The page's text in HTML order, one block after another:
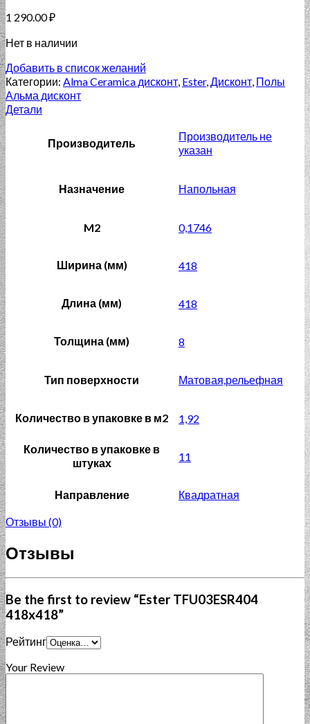
1 290.00₽
Нет в наличии
Добавить в список желаний
Категории: Alma Ceramica дисконт, Ester,Дисконт, Полы
Альма дисконт
Детали
Производитель
Производитель не
указан
Назначение Напольная
M2 0,1746
Ширина (мм) 418
Длина (мм) 418
Толщина (мм) 8
Тип поверхности Матовая,рельефная
Количество в упаковке в м2 1,92
Количество в упаковке в
штуках
11
Направление Квадратная
Отзывы (0)
Отзывы
Be the first to review “Ester TFU03ESR404
418x418”
Рейтинг
Your Review